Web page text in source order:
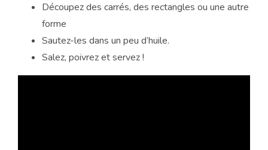
Découpez des carrés, des rectangles ou une autre
forme
Sautez-les dans un peu d’huile.
Salez, poivrez et servez !